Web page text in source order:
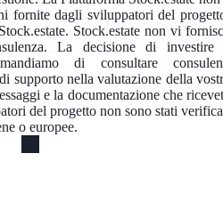
fornite dagli sviluppatori del
Stock.estate non vi
La decisione di investire
di consultare
supporto nella valutazione della
e la documentazione che
del progetto non sono stati
o europee.